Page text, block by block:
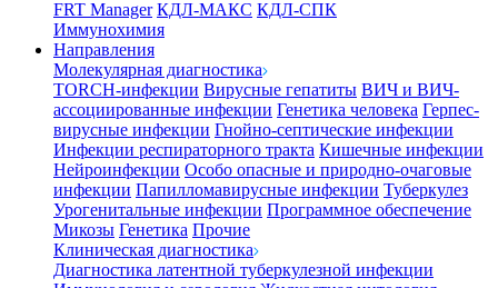
FRT Manager КДЛ-МАКС КДЛ-СПК
Иммунохимия
Направления
Молекулярная диагностика
TORCH-инфекции Вирусные гепатиты ВИЧ и ВИЧ-
ассоциированные инфекции Генетика человека Герпес-
вирусные инфекции Гнойно-септические инфекции
Инфекции респираторного тракта Кишечные инфекции
Нейроинфекции Особо опасные и природно-очаговые
инфекции Папилломавирусные инфекции Туберкулез
Урогенитальные инфекции Программное обеспечение
Микозы Генетика Прочие
Клиническая диагностика
Диагностика латентной туберкулезной инфекции